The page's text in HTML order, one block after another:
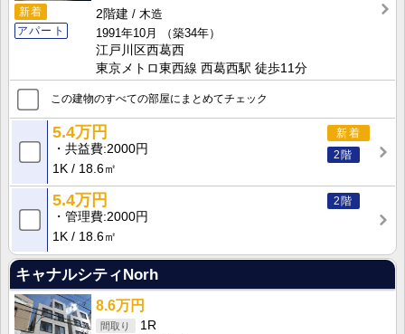
新着
アパート
2階建
木造
1991年10月
（築34年）
江戸川区西葛西
東京メトロ東西線 西葛西駅 徒歩11分
この建物のすべての部屋にまとめてチェック
新着
2階
5.4万円
共益費 2000円
1K
18.6㎡
2階
5.4万円
管理費 2000円
1K
18.6㎡
キャナルシティNorh
8.6万円
1R